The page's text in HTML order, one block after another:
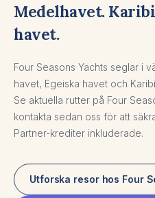
Medelhavet.
havet.
Four Seasons Yachts seglar i
havet, Egeiska havet och
Se aktuella rutter på Four
kontakta sedan oss för att
Partner-krediter inkluderade.
Utforska resor hos Four